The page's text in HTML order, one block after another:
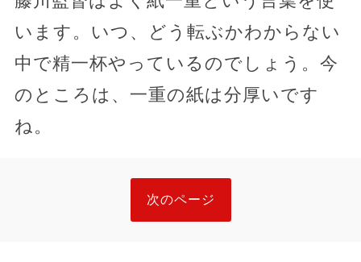
います。いつ、どう転ぶかわからない
中で精一杯やっているのでしょう。今
のところは、一重の紙は分厚いです
ね。
次のページ